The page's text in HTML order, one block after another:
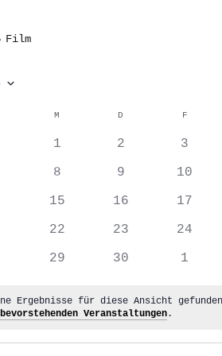
Film
M D F
0
1
0
2
0
3
0
8
0
9
0
10
0
15
0
16
0
17
0
22
0
23
0
24
0
29
0
30
0
1
Ergebnisse für diese Ansicht
Veranstaltungen.